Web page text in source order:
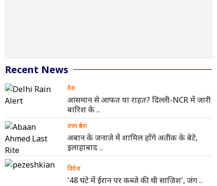
Recent News
देश
आसमान से आफत या राहत? दिल्ली-NCR में जारी
बारिश के ..
उत्तर प्रदेश
अबान के जनाजे में शामिल होंगे अतीक के बेटे,
इलाहाबाद ..
विदेश
'48 घंटे में ईरान पर कब्जे की थी साजिश', जंग ..